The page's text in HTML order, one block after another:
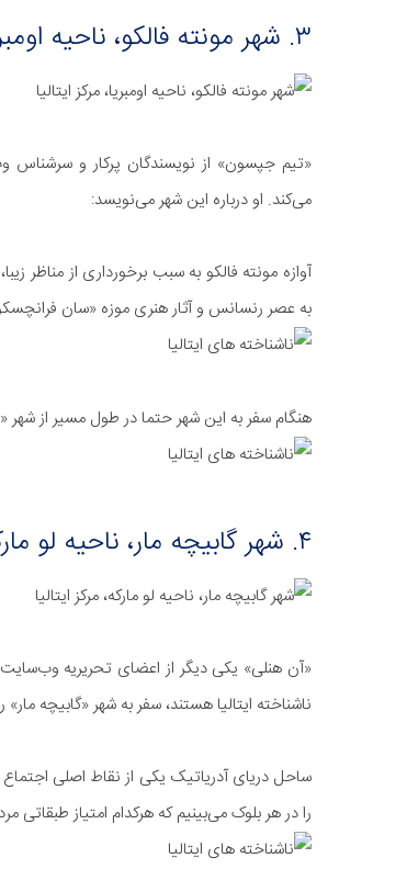
۳. شهر مونته فالکو، ناحیه اومبریا، مرکز ایتالیا
«تیم جپسون» از نویسندگان پر‌کار و سرشناس
می‌کند. او درباره این شهر می‌نویسد:
آوازه مونته فالکو به سبب برخورداری از مناظر
به عصر رنسانس و آثار هنری موزه «سان
هنگام سفر به این شهر حتما در طول مسیر از شهر
۴. شهر گابیچه مار، ناحیه لو مارکه، مرکز ایتالیا
«آن هنلی» یکی دیگر از اعضای تحریریه
ناشناخته ایتالیا هستند، سفر به شهر «گابیچه
ساحل دریای آدریاتیک یکی از نقاط اصلی
را در هر بلوک می‌بینیم که هرکدام امتیاز طبقاتی